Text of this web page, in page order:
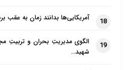
18 آمریکایی‌ها بدانند زمان به عقب
19
الگوی مدیریتِ بحران و تربیتِ
شهید…